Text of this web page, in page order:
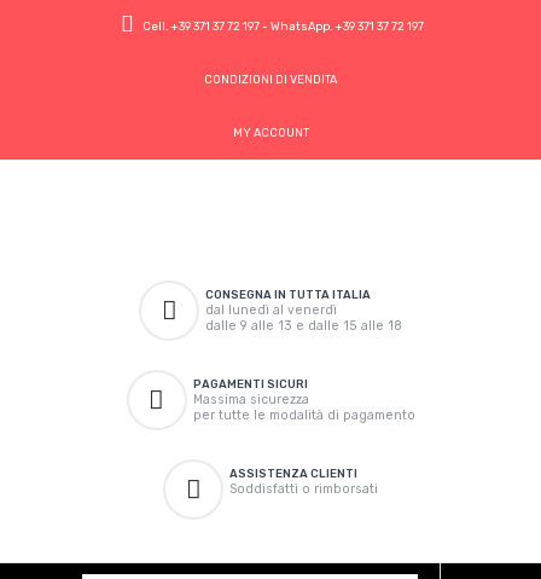
Cell. +39 371 37 72 197- WhatsApp. +39 371 37 72 197
CONDIZIONI DI VENDITA
MY ACCOUNT
CONSEGNA IN TUTTA ITALIA
dal lunedì al venerdì
dalle 9 alle 13 e dalle 15 alle 18
PAGAMENTI SICURI
Massima sicurezza
per tutte le modalità di pagamento
ASSISTENZA CLIENTI
Soddisfatti o rimborsati